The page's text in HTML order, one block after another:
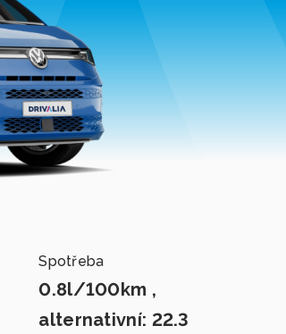
Spotřeba
0.8l/100km ,
alternativní: 22.3